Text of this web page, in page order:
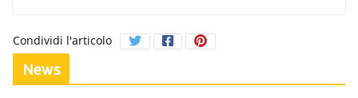
Condividi l'articolo
News